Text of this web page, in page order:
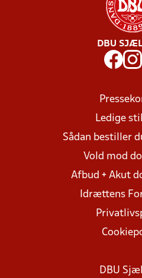
DBU
Ledige
Sådan bestiller
Vold mod
Afbud + Akut
Idrættens
DBU